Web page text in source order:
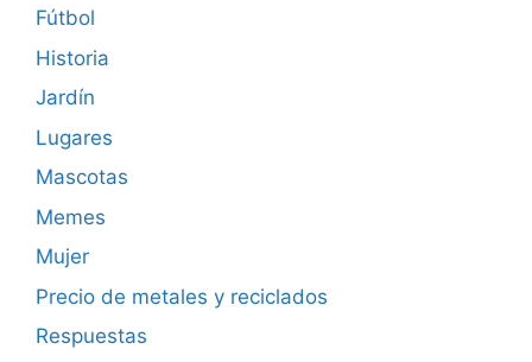
Fútbol
Historia
Jardín
Lugares
Mascotas
Memes
Mujer
Precio de metales y reciclados
Respuestas